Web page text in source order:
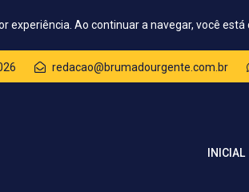
experiência. Ao continuar a navegar, você está
redacao@brumadourgente.com.br
INICIAL